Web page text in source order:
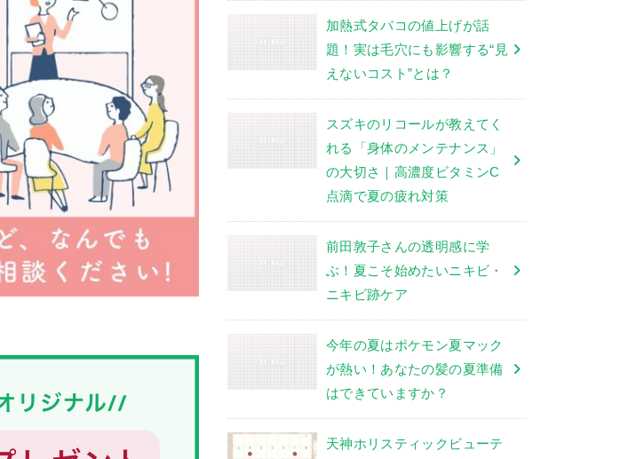
加熱式タバコの値上げが話
題！実は毛穴にも影響する“見
えないコスト”とは？
スズキのリコールが教えてく
れる「身体のメンテナンス」
の大切さ｜高濃度ビタミンC
点滴で夏の疲れ対策
前田敦子さんの透明感に学
ぶ！夏こそ始めたいニキビ・
ニキビ跡ケア
今年の夏はポケモン夏マック
が熱い！あなたの髪の夏準備
はできていますか？
天神ホリスティックビューテ